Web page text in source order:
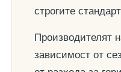
строгите
Производителят
зависимост от